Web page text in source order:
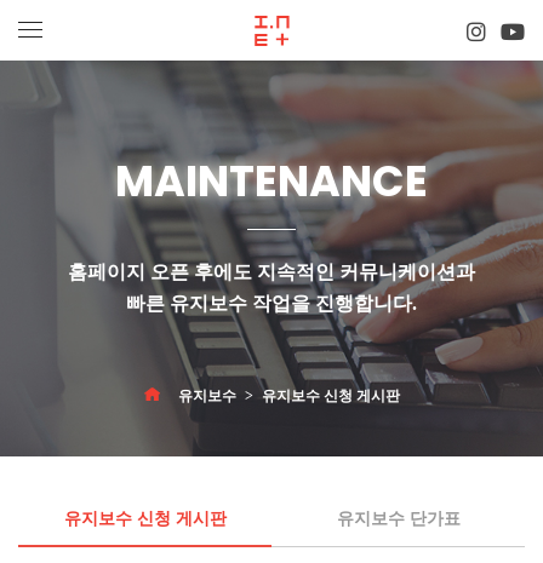
MAINTENANCE
홈페이지 오픈 후에도 지속적인 커뮤니케이션과
빠른 유지보수 작업을 진행합니다.
유지보수 유지보수 신청 게시판
유지보수 신청 게시판 유지보수 단가표